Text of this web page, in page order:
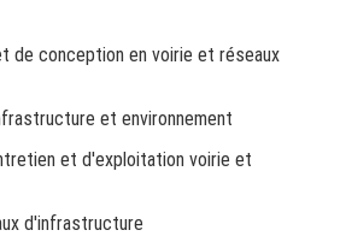
de conception en voirie et réseaux
et environnement
et d'exploitation voirie et
d'infrastructure